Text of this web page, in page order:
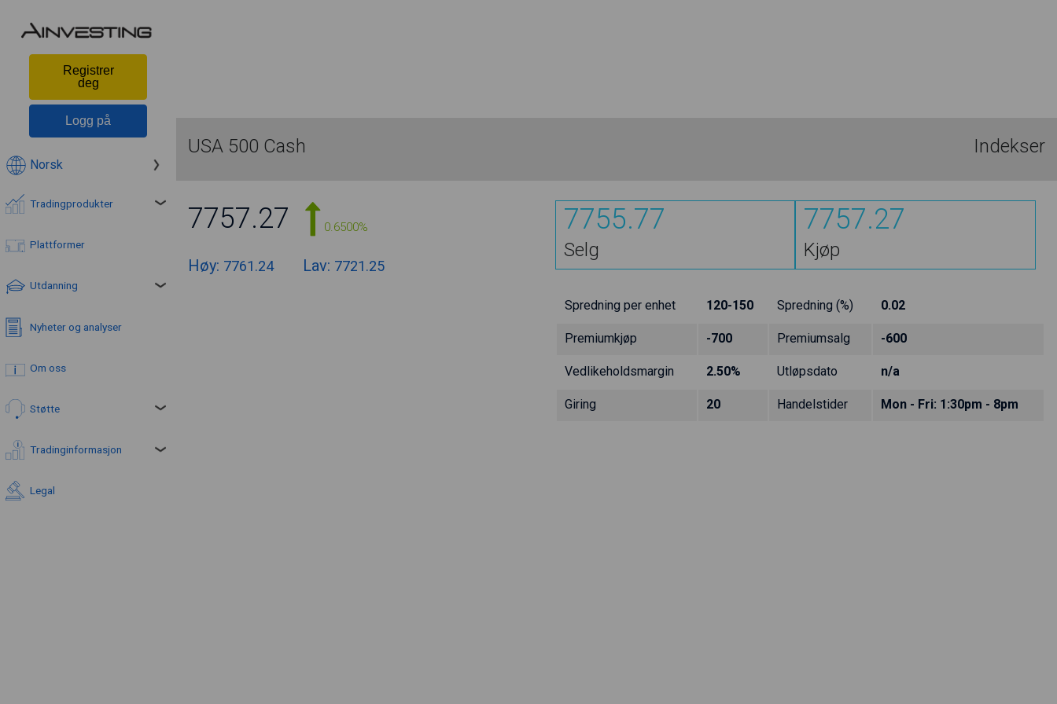
Registrer
deg
Logg på
Norsk
Tradingprodukter
Plattformer
Utdanning
Nyheter og analyser
Om oss
Støtte
Tradinginformasjon
Legal
USA 500 Cash Indekser
7757.27 0.6500%
Høy: 7761.24 Lav: 7721.25
7755.77
Selg
7757.27
Kjøp
Spredning per enhet 120-150 Spredning (%) 0.02
Premiumkjøp -700 Premiumsalg -600
Vedlikeholdsmargin 2.50% Utløpsdato n/a
Giring 20 Handelstider Mon - Fri: 1:30pm - 8pm